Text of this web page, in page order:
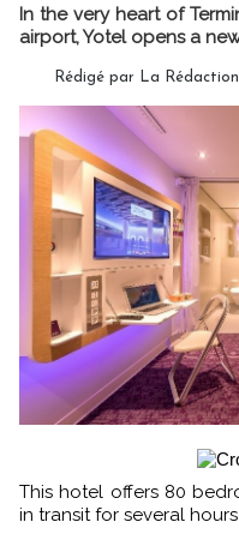
In the very heart of
airport, Yotel opens a
Rédigé par La
This hotel offers 80 bedrooms « cabines » to passengers
in transit for several